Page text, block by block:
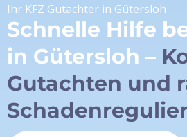
Ihr KFZ Gutachter in Gütersloh
Schnelle Hilfe
in Gütersloh –
Gutachten und